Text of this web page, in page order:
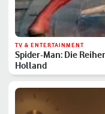
TV & ENTERTAINMENT
Spider-Man: Die
Holland